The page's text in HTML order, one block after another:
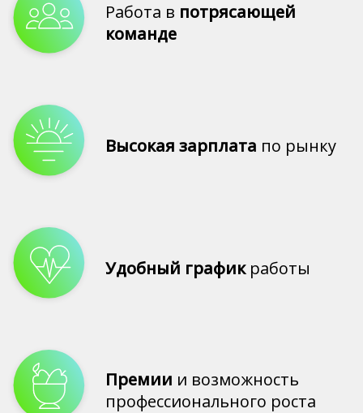
Работа в потрясающей
команде
Высокая зарплата по рынку
Удобный графикработы
Премии и возможность
профессионального роста